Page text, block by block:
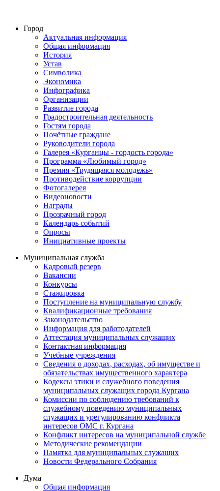
Город
Актуальная информация
Общая информация
История
Устав
Символика
Экономика
Инфографика
Организации
Развитие города
Градостроительная деятельность
Гостям города
Почётные граждане
Руководители города
Галерея «Курганцы - гордость города»
Программа «Любимый город»
Премия «Трудящаяся молодежь»
Противодействие коррупции
Фотогалерея
Видеоновости
Награды
Прозрачный город
Календарь событий
Опросы
Инициативные проекты
Муниципальная служба
Кадровый резерв
Вакансии
Конкурсы
Стажировка
Поступление на муниципальную службу
Квалификационные требования
Законодательство
Информация для работодателей
Аттестация муниципальных служащих
Контактная информация
Учебные учреждения
Сведения о доходах, расходах, об имуществе и
обязательствах имущественного характера
Кодексы этики и служебного поведения
муниципальных служащих города Кургана
Комиссии по соблюдению требований к
служебному поведению муниципальных
служащих и урегулированию конфликта
интересов ОМС г. Кургана
Конфликт интересов на муниципальной службе
Методические рекомендации
Памятка для муниципальных служащих
Новости Федерального Cобрания
Дума
Общая информация